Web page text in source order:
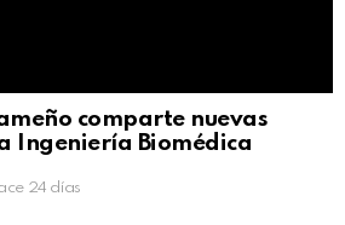
comparte nuevas
Ingeniería Biomédica
24 días